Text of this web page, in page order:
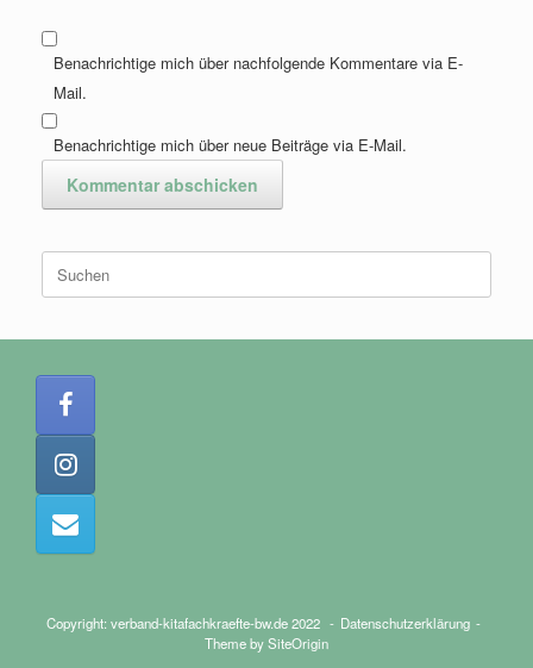
Benachrichtige mich über nachfolgende Kommentare via E-
Mail.
Benachrichtige mich über neue Beiträge via E-Mail.
nach:
Copyright: verband-kitafachkraefte-bw.de 2022
Datenschutzerklärung
Theme bySiteOrigin